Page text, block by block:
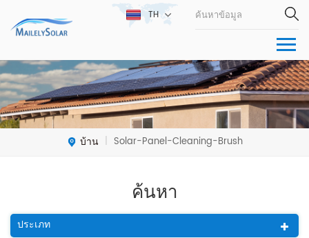
TH
บ้าน | Solar-Panel-Cleaning-Brush
ค้นหา
ประเภท